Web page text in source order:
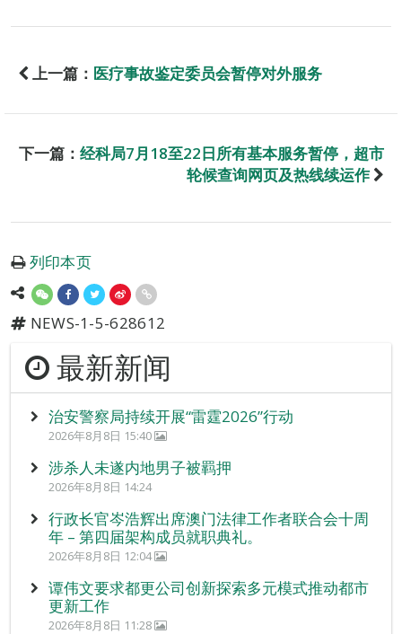
上一篇： 医疗事故鉴定委员会暂停对外服务
下一篇： 经科局7月18至22日所有基本服务暂停，超市
轮候查询网页及热线续运作
列印本页
NEWS-1-5-628612
最新新闻
治安警察局持续开展“雷霆2026”行动
2026年8月8日 15:40
涉杀人未遂内地男子被羁押
2026年8月8日 14:24
行政长官岑浩辉出席澳门法律工作者联合会十周
年 – 第四届架构成员就职典礼。
2026年8月8日 12:04
谭伟文要求都更公司创新探索多元模式推动都市
更新工作
2026年8月8日 11:28